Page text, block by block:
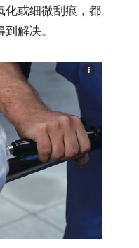
化或细微刮痕，都
解决。